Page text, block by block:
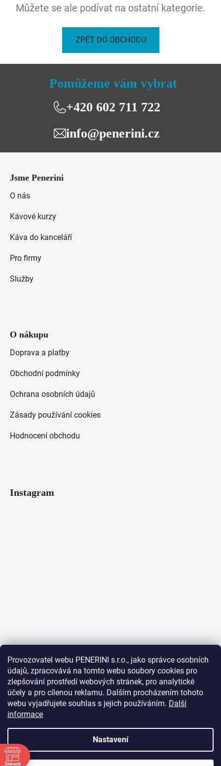
Provozovatel webu PENERINI s.r.o., jako správce osobních
údajů, zpracovává na tomto webu soubory cookies pro
zlepšování prostředí webových stránek, pro analytické
účely a pro cílenou reklamu. Dalším procházením tohoto
webu vyjadřujete souhlas s jejich používáním. Další
informace
Nastavení
Můžete se ale podívat na ostatní kategorie.
ZPĚT DO OBCHODU
Pomůžeme vám vybrat
+420 602 711 722
info@penerini.cz
Jsme Penerini
O nás
Kávové kurzy
Káva do kanceláří
Pro firmy
Služby
O nákupu
Doprava a platby
Obchodní podmínky
Ochrana osobních údajů
Zásady používání cookies
Hodnocení obchodu
Instagram
Sledovat na Instagramu
Facebook
Zobrazit